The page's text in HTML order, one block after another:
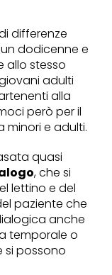
differenze
dodicenne e
allo stesso
adulti
alla
però per il
minori e adulti.
quasi
, che si
lettino e del
paziente che
anche
temporale o
si possono